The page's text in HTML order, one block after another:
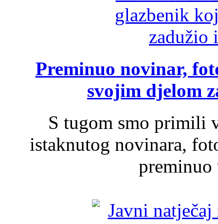
Preminuo novinar,
svojim djelom
S tugom smo primili
istaknutog novinara,